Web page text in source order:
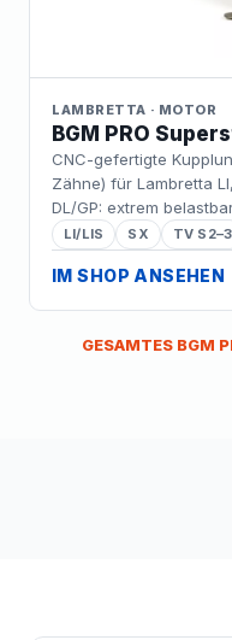
LAMBRETTA · MOTOR
BGM PRO
CNC-gefertigte
Zähne) für Lambretta
DL/GP: extrem
Germany – ideal für
LI/LIS SX TV S2–3
IM SHOP ANSEHEN
GESAMTES BGM